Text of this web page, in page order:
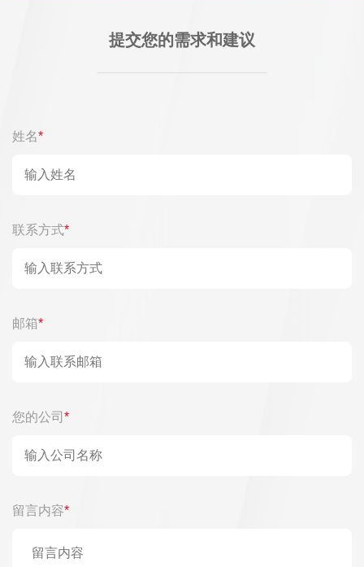
提交您的需求和建议
姓名*
联系方式*
邮箱*
您的公司 *
留言内容*